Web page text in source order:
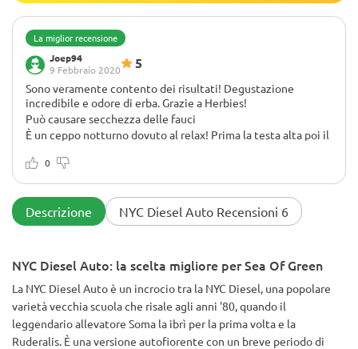
La miglior recensione
Joep94
9 Febbraio 2020
5
Sono veramente contento dei risultati! Degustazione
incredibile e odore di erba. Grazie a Herbies!
Può causare secchezza delle fauci
È un ceppo notturno dovuto al relax! Prima la testa alta poi il
0
Descrizione NYC Diesel Auto Recensioni 6
NYC Diesel Auto: la scelta migliore per Sea Of Green
La NYC Diesel Auto è un incrocio tra la NYC Diesel, una popolare
varietà vecchia scuola che risale agli anni '80, quando il
leggendario allevatore Soma la ibrì per la prima volta e la
Ruderalis. È una versione autofiorente con un breve periodo di